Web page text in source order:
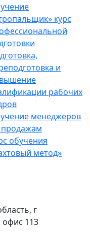
курс
и
рабочих
менеджеров
обучения
метод»
г
офис 113